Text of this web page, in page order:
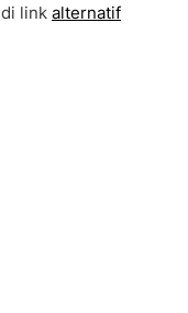
link alternatif